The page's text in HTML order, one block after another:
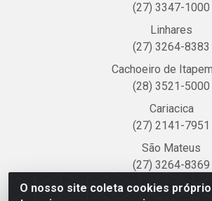
O nosso site coleta cookies
(27) 3347-1000
Linhares
(27) 3264-8383
Cachoeiro de
(28) 3521-5000
Cariacica
(27) 2141-7951
São Mateus
(27) 3264-8369
Colatina